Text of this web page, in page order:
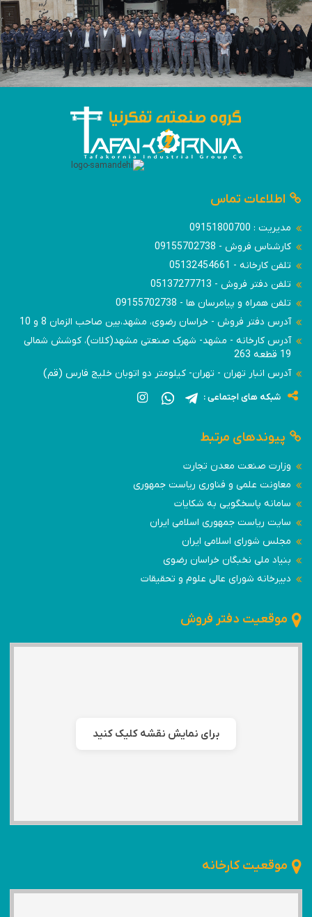
اطلاعات تماس
مدیریت : 09151800700
کارشناس فروش - 09155702738
تلفن کارخانه - 05132454661
تلفن دفتر فروش - 05137277713
تلفن همراه و پیامرسان ها - 09155702738
آدرس دفتر فروش - خراسان رضوی، مشهد،بین صاحب الزمان 8 و 10
آدرس کارخانه - مشهد- شهرک صنعتی مشهد(کلات)، کوشش شمالی
19 قطعه 263
آدرس انبار تهران - تهران- کیلومتر دو اتوبان خلیج فارس (قم)
شبکه های اجتماعی :
پیوندهای مرتبط
وزارت صنعت معدن تجارت
معاونت علمی و فناوری ریاست جمهوری
سامانه پاسخگویی به شکایات
سایت ریاست جمهوری اسلامی ایران
مجلس شورای اسلامی ایران
بنیاد ملی نخبگان خراسان رضوی
دبیرخانه شورای عالی علوم و تحقیقات
موقعیت دفتر فروش
برای نمایش نقشه کلیک کنید
موقعیت کارخانه